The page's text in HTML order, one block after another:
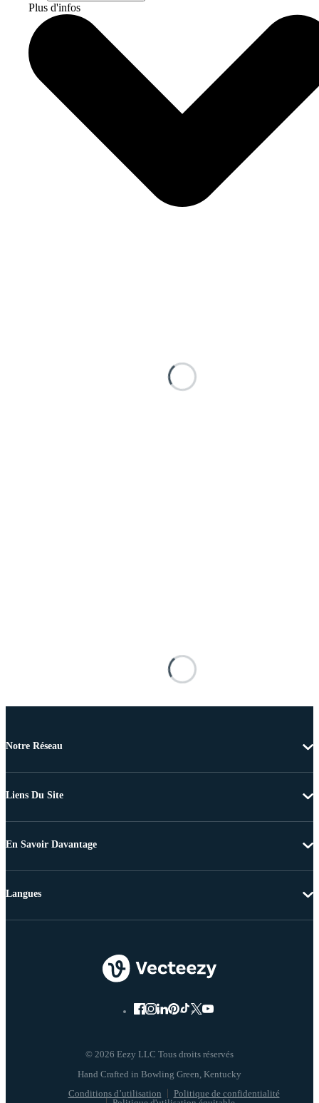
Plus d'infos
Notre Réseau
Liens Du Site
En Savoir Davantage
© 2026 Eezy LLC Tous droits réservés
Conditions d’utilisation
Politique de confidentialité
Langues